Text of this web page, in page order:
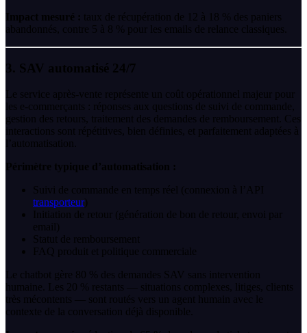
Impact mesuré : taux de récupération de 12 à 18 % des paniers
abandonnés, contre 5 à 8 % pour les emails de relance classiques.
3. SAV automatisé 24/7
Le service après-vente représente un coût opérationnel majeur pour
les e-commerçants : réponses aux questions de suivi de commande,
gestion des retours, traitement des demandes de remboursement. Ces
interactions sont répétitives, bien définies, et parfaitement adaptées à
l’automatisation.
Périmètre typique d’automatisation :
Suivi de commande en temps réel (connexion à l’API
transporteur)
Initiation de retour (génération de bon de retour, envoi par
email)
Statut de remboursement
FAQ produit et politique commerciale
Le chatbot gère 80 % des demandes SAV sans intervention
humaine. Les 20 % restants — situations complexes, litiges, clients
très mécontents — sont routés vers un agent humain avec le
contexte de la conversation déjà disponible.